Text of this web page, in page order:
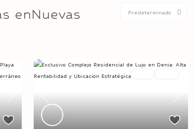
Predeterminado
enNuevas